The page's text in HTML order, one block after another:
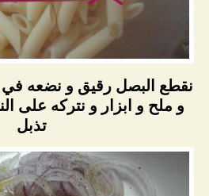
نقطع البصل رقيق و نضعه
و ملح و ابزار و نتركه على
تذبل